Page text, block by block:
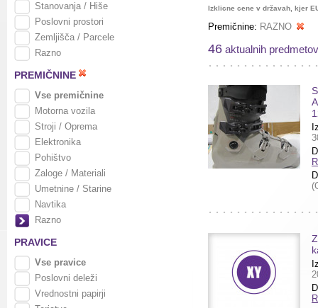
Stanovanja / Hiše
Poslovni prostori
Zemljišča / Parcele
Razno
PREMIČNINE
Vse premičnine
Motorna vozila
Stroji / Oprema
Elektronika
Pohištvo
Zaloge / Materiali
Umetnine / Starine
Navtika
Razno
PRAVICE
Vse pravice
Poslovni deleži
Vrednostni papirji
Izklicne cene v državah, kjer
Premičnine: RAZNO
46 aktualnih predmetov